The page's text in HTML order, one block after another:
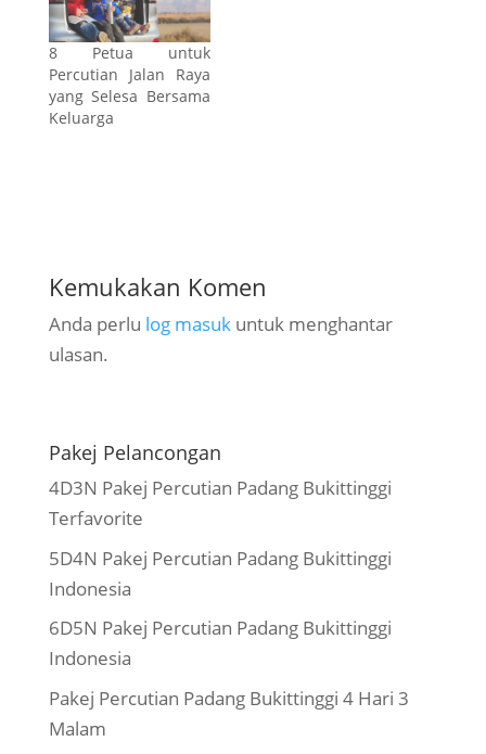
8 Petua untuk
Percutian Jalan Raya
yang Selesa Bersama
Keluarga
Kemukakan Komen
Anda perlu log masukuntuk menghantar
ulasan.
Pakej Pelancongan
4D3N Pakej Percutian Padang Bukittinggi
Terfavorite
5D4N Pakej Percutian Padang Bukittinggi
Indonesia
6D5N Pakej Percutian Padang Bukittinggi
Indonesia
Pakej Percutian Padang Bukittinggi 4 Hari 3
Malam